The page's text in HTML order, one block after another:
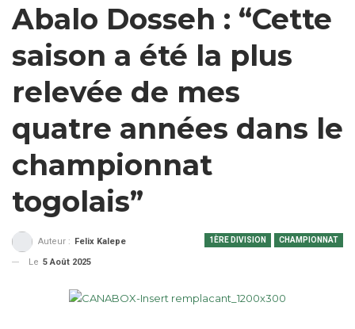
Abalo Dosseh : “Cette
saison a été la plus
relevée de mes
quatre années dans le
championnat
togolais”
1ÈRE DIVISION CHAMPIONNAT
Auteur : Felix Kalepe
Le 5 Août 2025